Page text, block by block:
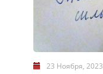
23 Ноября, 2023